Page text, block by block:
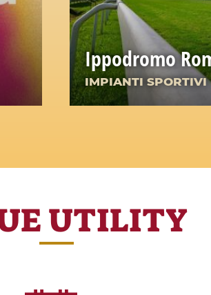
Ippodromo
IMPIANTI SPORTIVI
UTILITY